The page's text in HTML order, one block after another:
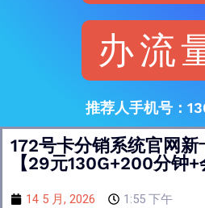
办流
推荐人手机号：
172号卡分销系统官网
【29元130G+200分钟+
14 5 月, 2026 1:55 下午